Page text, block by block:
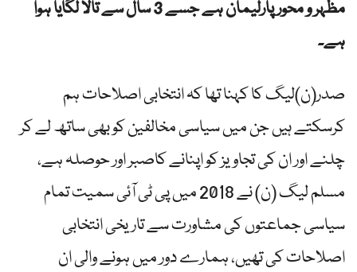
مظہر و محور پارلیمان ہے جسے 3 سال سے تالا لگایا ہوا
ہے۔
صدر(ن)لیگ کا کہنا تھا کہ انتخابی اصلاحات ہم
کرسکتے ہیں جن میں سیاسی مخالفین کو بھی ساتھ لے کر
چلنے اور ان کی تجاویز کو اپنانے کاصبر اور حوصلہ ہے،
مسلم لیگ (ن) نے 2018 میں پی ٹی آئی سمیت تمام
سیاسی جماعتوں کی مشاورت سے تاریخی انتخابی
اصلاحات کی تھیں، ہمارے دور میں ہونے والی ان